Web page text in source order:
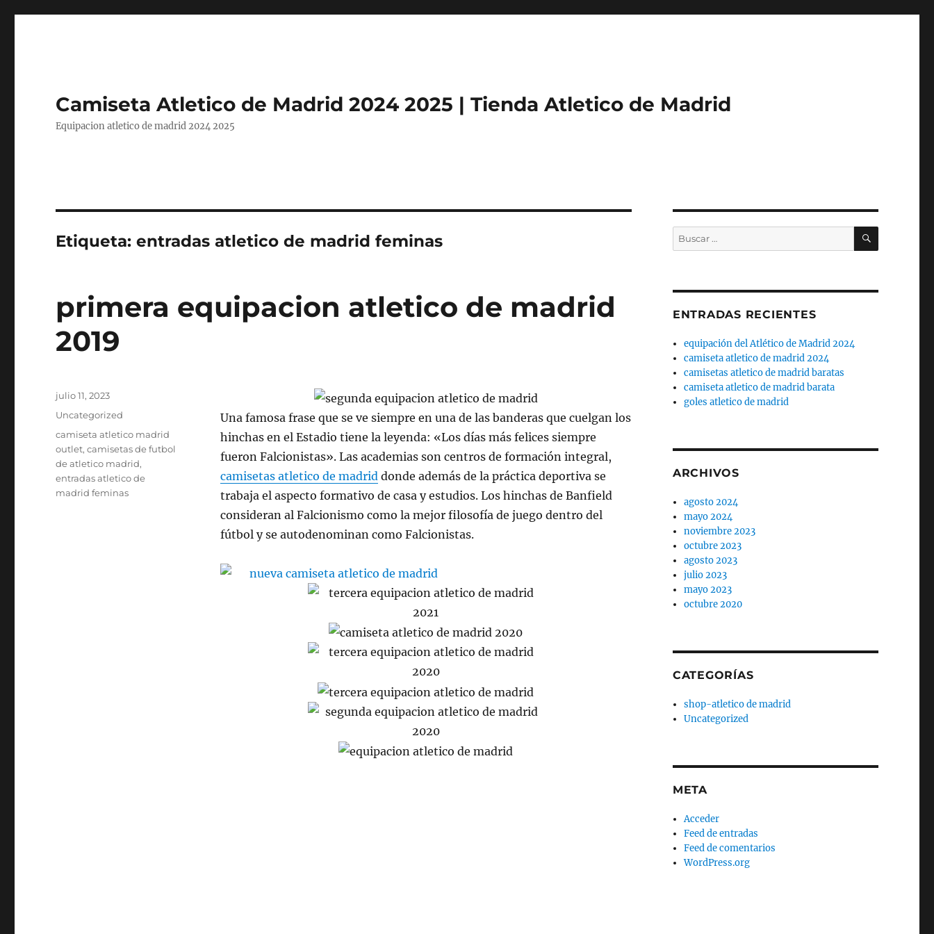
Camiseta Atletico de Madrid 2024 2025 | Tienda Atletico de Madrid
Equipacion atletico de madrid 2024 2025
Etiqueta:entradas atletico de madrid feminas
primera equipacion atletico de madrid
2019
Una famosa frase que se ve siempre en una de las banderas que cuelgan los
hinchas en el Estadio tiene la leyenda: «Los días más felices siempre
fueron Falcionistas». Las academias son centros de formación integral,
camisetas atletico de madrid donde además de la práctica deportiva se
trabaja el aspecto formativo de casa y estudios. Los hinchas de Banfield
consideran al Falcionismo como la mejor filosofía de juego dentro del
fútbol y se autodenominan como Falcionistas.
Publicado
julio 11, 2023
Categorías
Uncategorized
Etiquetas
camiseta atletico madrid
outlet,camisetas de futbol
de atletico madrid,
entradas atletico de
madrid feminas
Buscar
por:
BUSCAR
ENTRADAS RECIENTES
equipación del Atlético de Madrid 2024
camiseta atletico de madrid 2024
camisetas atletico de madrid baratas
camiseta atletico de madrid barata
goles atletico de madrid
ARCHIVOS
agosto 2024
mayo 2024
noviembre 2023
octubre 2023
agosto 2023
julio 2023
mayo 2023
octubre 2020
CATEGORÍAS
shop-atletico de madrid
Uncategorized
META
Acceder
Feed de entradas
Feed de comentarios
WordPress.org